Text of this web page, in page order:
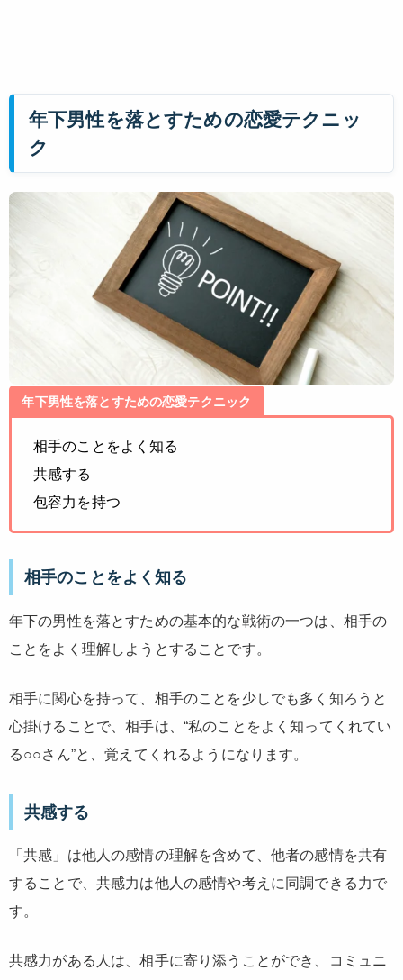
年下男性を落とすための恋愛テクニッ
ク
年下男性を落とすための恋愛テクニック
相手のことをよく知る
共感する
包容力を持つ
相手のことをよく知る
年下の男性を落とすための基本的な戦術の一つは、相手の
ことをよく理解しようとすることです。
相手に関心を持って、相手のことを少しでも多く知ろうと
心掛けることで、相手は、“私のことをよく知ってくれてい
る○○さん”と、覚えてくれるようになります。
共感する
「共感」は他人の感情の理解を含めて、他者の感情を共有
することで、共感力は他人の感情や考えに同調できる力で
す。
共感力がある人は、相手に寄り添うことができ、コミュニ